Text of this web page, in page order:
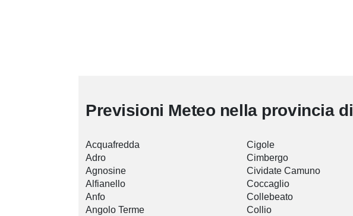
Previsioni Meteo nella provincia di
Acquafredda
Adro
Agnosine
Alfianello
Anfo
Angolo Terme
Cigole
Cimbergo
Cividate Camuno
Coccaglio
Collebeato
Collio